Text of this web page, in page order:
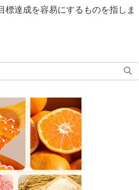
標達成を容易にするものを指しま